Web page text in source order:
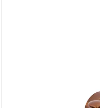
di scarico
vaso WC e bidet